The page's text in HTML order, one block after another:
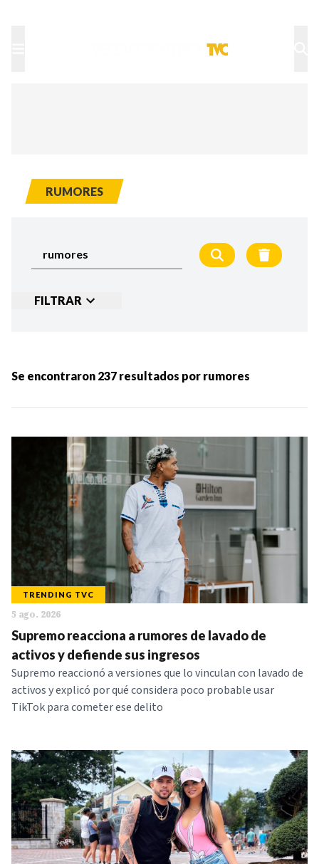
RUMORES
FILTRAR
MÁS RECIENTES
MENOS RECIENTES
Periodo:
IR
NOTICIAS
SERIES
Se encontraron 237 resultados por rumores
TRENDING TVC
5 ago. 2026
Supremo reacciona a rumores de lavado de
activos y defiende sus ingresos
Supremo reaccionó a versiones que lo vinculan con lavado de
activos y explicó por qué considera poco probable usar
TikTok para cometer ese delito